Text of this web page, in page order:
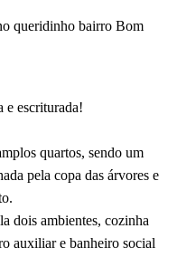
queridinho bairro Bom
e escriturada!
quartos, sendo um
pela copa das árvores e
dois ambientes, cozinha
auxiliar e banheiro social